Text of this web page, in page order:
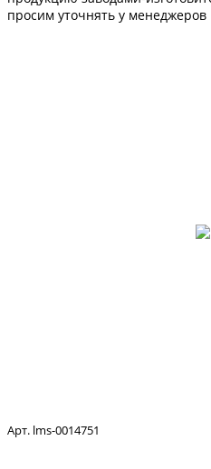
просим уточнять у
Арт. lms-0014751